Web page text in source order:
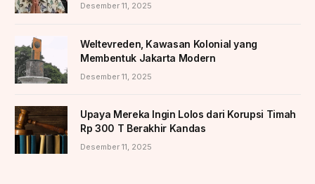
Desember 11, 2025
Weltevreden, Kawasan Kolonial yang
Membentuk Jakarta Modern
Desember 11, 2025
Upaya Mereka Ingin Lolos dari Korupsi Timah
Rp 300 T Berakhir Kandas
Desember 11, 2025